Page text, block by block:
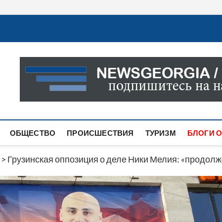
Новости Грузии
САМАЯ АКТУАЛЬНАЯ ИНФОРМАЦИЯ О СОБЫТИЯХ
САЙТЕ ВЫ НАЙДЕТЕ НОВОСТИ ПОЛИТИКИ,
ОБЩЕСТВО ПРОИСШЕСТВИЯ ТУРИЗМ БЛОГИ
> Грузинская оппозиция о деле Ники Мелия: